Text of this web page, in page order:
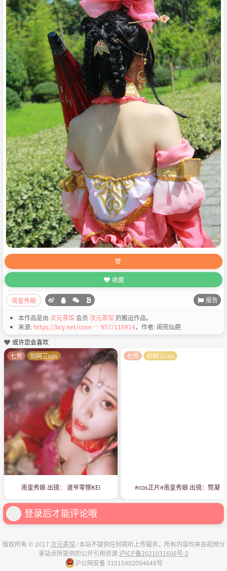
赞
收藏
南皇秀娘 报告
本作品是由 次元茶馆会员 次元茶馆 的搬运作品。
来源: https://bcy.net/cose … 957/116914，作者: 阆苑仙葩
或许您会喜欢
南皇秀娘 出镜： 道爷零憬KEI
七秀 剑网三cos
#cos正片#南皇秀娘 出镜：筦凝
七秀 剑网三cos
登录后才能评论哦
版权所有 © 2017 次元茶馆⁄ 本站不提供任何视听上传服务，所有内容均来自视频分
享站点所提供的公开引用资源沪ICP备2021031606号-2
沪公网安备 31010402004648号